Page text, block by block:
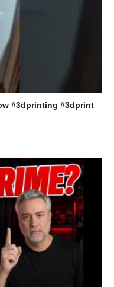
#3dprinting #3dprint